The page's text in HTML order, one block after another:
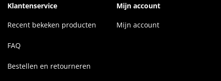
Klantenservice
Recent bekeken producten
FAQ
Bestellen en retourneren
Mijn account
Mijn account